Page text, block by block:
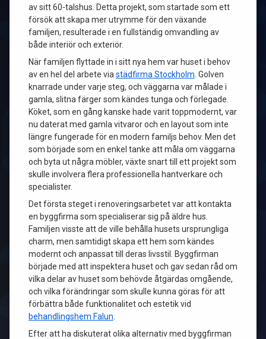
av sitt 60-talshus. Detta projekt, som startade som ett
försök att skapa mer utrymme för den växande
familjen, resulterade i en fullständig omvandling av
både interiör och exteriör.
När familjen flyttade in i sitt nya hem var huset i behov
av en hel del arbete via städfirma Stockholm . Golven
knarrade under varje steg, och väggarna var målade i
gamla, slitna färger som kändes tunga och förlegade.
Köket, som en gång kanske hade varit toppmodernt, var
nu daterat med gamla vitvaror och en layout som inte
längre fungerade för en modern familjs behov. Men det
som började som en enkel tanke att måla om väggarna
och byta ut några möbler, växte snart till ett projekt som
skulle involvera flera professionella hantverkare och
specialister.
Det första steget i renoveringsarbetet var att kontakta
en byggfirma som specialiserar sig på äldre hus.
Familjen visste att de ville behålla husets ursprungliga
charm, men samtidigt skapa ett hem som kändes
modernt och anpassat till deras livsstil. Byggfirman
började med att inspektera huset och gav sedan råd om
vilka delar av huset som behövde åtgärdas omgående,
och vilka förändringar som skulle kunna göras för att
förbättra både funktionalitet och estetik vid
behandlingshem Falun
Efter att ha diskuterat olika alternativ med byggfirman